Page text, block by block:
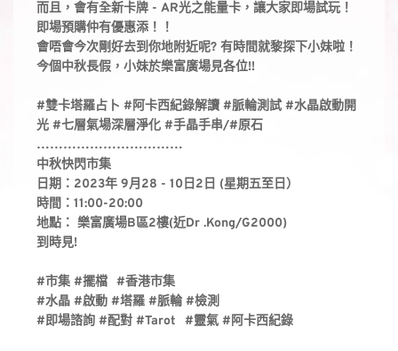
而且，會有全新卡牌 - AR光之能量卡，讓大家即場試玩！
即場預購仲有優惠添！！
會唔會今次剛好去到你地附近呢? 有時間就黎探下小妹啦！
今個中秋長假，小妹於樂富廣場見各位!!
#雙卡塔羅占卜 #阿卡西紀錄解讀 #脈輪測試 #水晶啟動開
光 #七層氣場深層淨化 #手晶手串/#原石
……………………………⠀⠀⠀⠀⠀
中秋快閃市集
日期：2023年 9月28 - 10日2日 (星期五至日）
時間：11:00-20:00
地點： 樂富廣場B區2樓(近Dr .Kong/G2000)
到時見! ⠀⠀⠀⠀⠀⠀⠀
#市集 #擺檔 #香港市集
#水晶 #啟動 #塔羅 #脈輪 #檢測
#即場諮詢 #配對 #Tarot #靈氣 #阿卡西紀錄